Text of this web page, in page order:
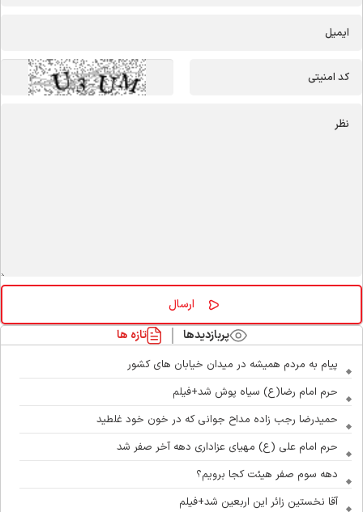
پربازدیدها تازه ها
پیام به مردم همیشه در میدان خیابان های کشور
حرم امام رضا(ع) سیاه پوش شد+فیلم
حمیدرضا رجب زاده مداح جوانی که در خون خود غلطید
حرم امام علی (ع) مهیای عزاداری دهه آخر صفر شد
دهه سوم صفر هیئت کجا برویم؟
آقا نخستین زائر این اربعین شد+فیلم